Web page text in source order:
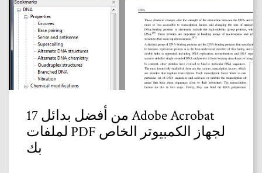
17 من أفضل بدائل Adobe Acrobat
لملفات PDF لجهاز الكمبيوتر الخاص
بك